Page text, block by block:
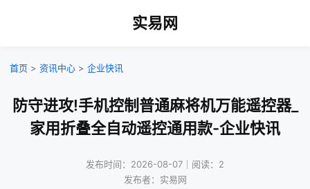
实易网
首页 > 资讯中心 > 企业快讯
防守进攻!手机控制普通麻将机万能遥控器_
家用折叠全自动遥控通用款-企业快讯
发布时间：2026-08-07｜阅读：2
发布者：实易网